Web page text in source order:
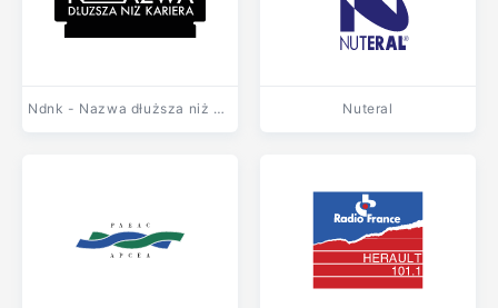
Ndnk - Nazwa dłuższa niż kariera Nuteral